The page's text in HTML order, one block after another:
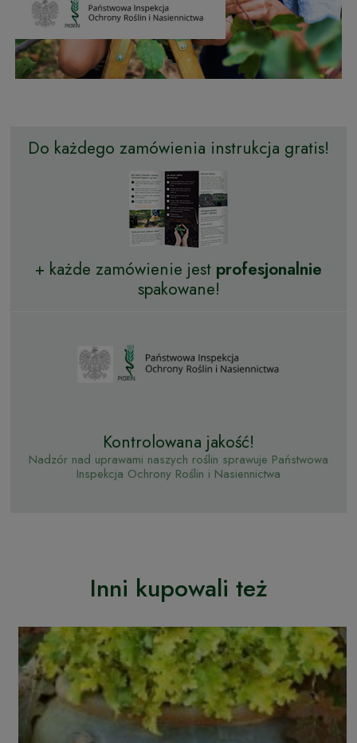
Do każdego zamówienia instrukcja gratis!
+ każde zamówienie jest profesjonalnie
spakowane!
Kontrolowana jakość!
Nadzór nad uprawami naszych roślin sprawuje Państwowa
Inspekcja Ochrony Roślin i Nasiennictwa
Inni kupowali też